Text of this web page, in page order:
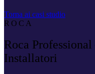
Torna ai casi studio
ROCA
Roca
Installatori